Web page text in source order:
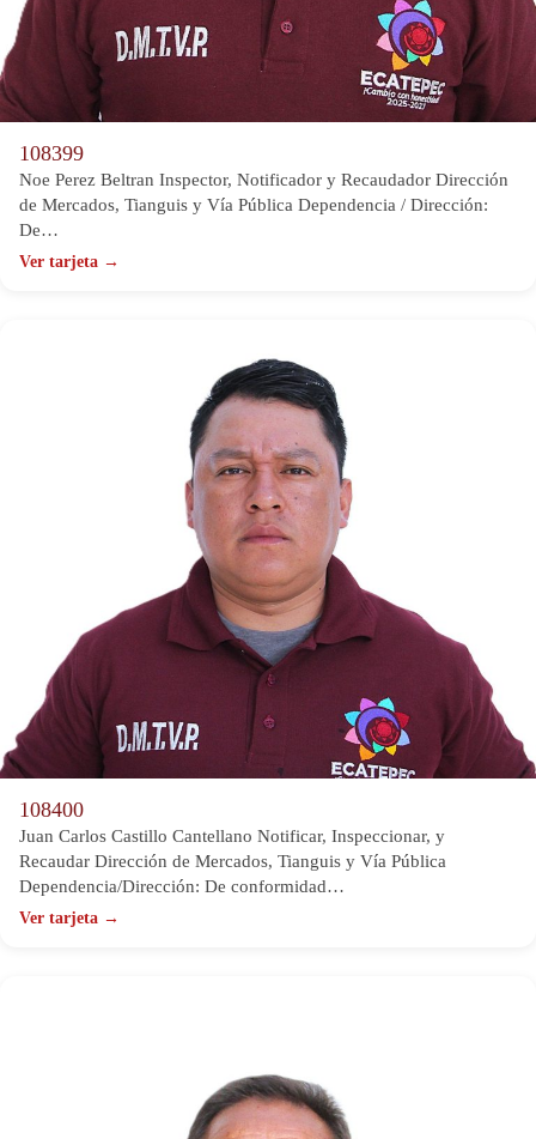
108399
Noe Perez Beltran Inspector, Notificador y Recaudador Dirección
de Mercados, Tianguis y Vía Pública Dependencia / Dirección:
De…
Ver tarjeta →
108400
Juan Carlos Castillo Cantellano Notificar, Inspeccionar, y
Recaudar Dirección de Mercados, Tianguis y Vía Pública
Dependencia/Dirección: De conformidad…
Ver tarjeta →